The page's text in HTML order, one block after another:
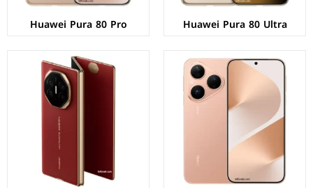
Huawei Pura 80 Ultra
Huawei Pura 80 Pro
الشاشة:Foldable OLED بحجم 7.93 بوصة بدقة 2240p
المعالج:
الكاميرات:
خلفية 50+48+40 م.ب/ أمامية 8+8 م.ب
الذاكرة+الرام:
نظام التشغيل:
البطارية:5110 مللي أمبير - 66 واط
عرض المواصفات ←